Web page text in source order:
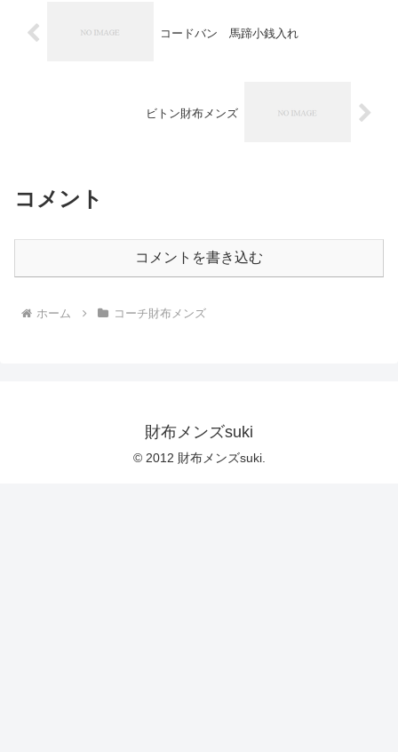
コードバン 馬蹄小銭入れ
ビトン財布メンズ
コメント
コメントを書き込む
ホーム コーチ財布メンズ
財布メンズsuki
© 2012 財布メンズsuki.